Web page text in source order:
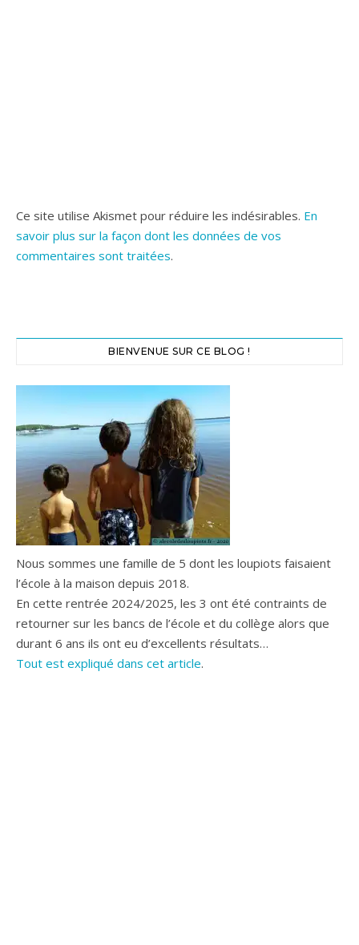
Ce site utilise Akismet pour réduire les indésirables. En
savoir plus sur la façon dont les données de vos
commentaires sont traitées.
BIENVENUE SUR CE BLOG !
Nous sommes une famille de 5 dont les loupiots faisaient
l’école à la maison depuis 2018.
En cette rentrée 2024/2025, les 3 ont été contraints de
retourner sur les bancs de l’école et du collège alors que
durant 6 ans ils ont eu d’excellents résultats…
Tout est expliqué dans cet article.